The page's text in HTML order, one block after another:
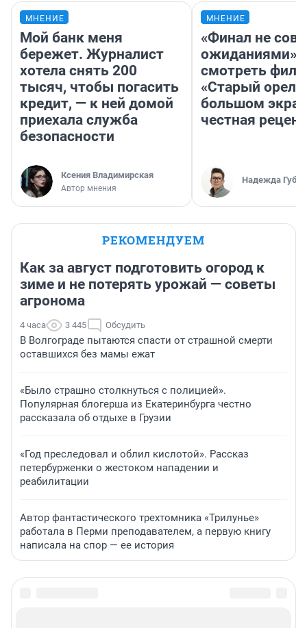
МНЕНИЕ
Мой банк меня
бережет. Журналист
хотела снять 200
тысяч, чтобы погасить
кредит, — к ней домой
приехала служба
безопасности
Ксения Владимирская
Автор мнения
МНЕНИЕ
«Финал не
ожиданиями»:
смотреть
«Старый орел»
большом
честная
Надежда
РЕКОМЕНДУЕМ
Как за август подготовить огород к
зиме и не потерять урожай — советы
агронома
4 часа 3 445 Обсудить
В Волгограде пытаются спасти от страшной смерти
оставшихся без мамы ежат
«Было страшно столкнуться с полицией».
Популярная блогерша из Екатеринбурга честно
рассказала об отдыхе в Грузии
«Год преследовал и облил кислотой». Рассказ
петербурженки о жестоком нападении и
реабилитации
Автор фантастического трехтомника «Трилунье»
работала в Перми преподавателем, а первую книгу
написала на спор — ее история